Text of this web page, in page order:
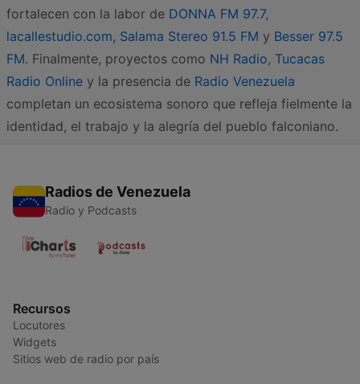
fortalecen con la labor de DONNA FM 97.7,
lacallestudio.com, Salama Stereo 91.5 FM y Besser 97.5
FM. Finalmente, proyectos como NH Radio, Tucacas
Radio Online y la presencia de Radio Venezuela
completan un ecosistema sonoro que refleja fielmente la
identidad, el trabajo y la alegría del pueblo falconiano.
Radios de Venezuela
Radio y Podcasts
Recursos
Locutores
Widgets
Sitios web de radio por país